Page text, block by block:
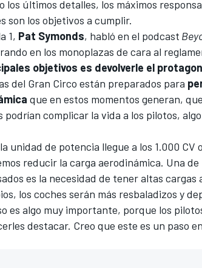
últimos detalles, los máximos
son los objetivos a cumplir.
1, Pat Symonds, habló en el podcast
en los monoplazas de cara al
objetivos es devolverle el
del Gran Circo están preparados para
que en estos momentos generan,
complicar la vida a los pilotos,
unidad de potencia llegue a los 1.000 CV
reducir la carga aerodinámica. Una de
​​es la necesidad de tener altas cargas
los coches serán más resbaladizos y
es algo muy importante, porque los
destacar. Creo que este es un paso